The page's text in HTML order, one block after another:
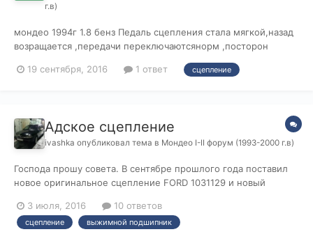
г.в)
мондео 1994г 1.8 бенз Педаль сцепления стала мягкой,назад
возращается ,передачи переключаютсянорм ,посторон
макс 20 км в час .Где копать в чем может быть проблема?
19 сентября, 2016 1 ответ сцепление
Адское сцепление
ivashka опубликовал тема в Мондео I-II форум (1993-2000 г.в)
Господа прошу совета. В сентябре прошлого года поставил
новое оригинальное сцепление FORD 1031129 и новый
прошло и года, как подшипник потек, коробка сейчас вся в
тормозухе. Сцепление дергается из-за просевших
3 июля, 2016 10 ответов
сцепление выжимной подшипник